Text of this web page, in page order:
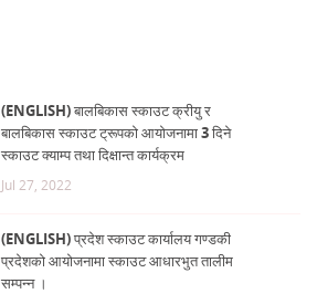
(ENGLISH) बालबिकास स्काउट क्रीयु र
बालबिकास स्काउट ट्रूपको आयोजनामा 3 दिने
स्काउट क्याम्प तथा दिक्षान्त कार्यक्रम
Jul 27, 2022
(ENGLISH) प्रदेश स्काउट कार्यालय गण्डकी
प्रदेशको आयोजनामा स्काउट आधारभुत तालीम
सम्पन्न ।